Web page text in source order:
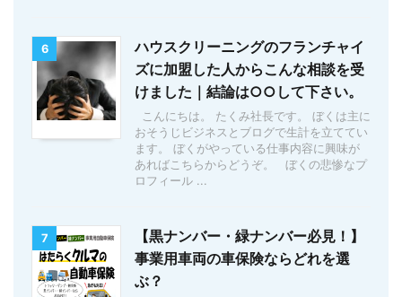
6
ハウスクリーニングのフランチャイ
ズに加盟した人からこんな相談を受
けました｜結論は○○して下さい。
こんにちは。 たくみ社長です。 ぼくは主に
おそうじビジネスとブログで生計を立ててい
ます。 ぼくがやっている仕事内容に興味が
あればこちらからどうぞ。 ぼくの悲惨なプ
ロフィール ...
7
【黒ナンバー・緑ナンバー必見！】
事業用車両の車保険ならどれを選
ぶ？